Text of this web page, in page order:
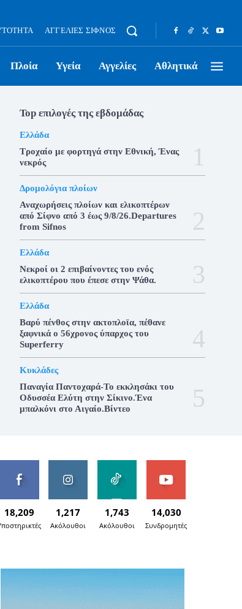
ΑΓΓΕΛΊΕΣ ΣΊΦΝΟΣ
Πλοία Υγεία Αγγελίες Αθλητικά
Top επιλογές της εβδομάδας
Ελλάδα
Τροχαίο με φορτηγά στην Εθνική, Ένας
νεκρός
Δρομολόγια πλοίων
Αναχωρήσεις πλοίων και ελικοπτέρων
από Σίφνο από 3 έως 9/8/26.Departures
from Sifnos
Ελλάδα
Νεκροί οι 2 επιβαίνοντες του ενός
ελικοπτέρου που έπεσε στην Ψάθα.
Ελλάδα
Βαρύ πένθος στην ακτοπλοϊα, πέθανε
ξαφνικά ο 56χρονος ύπαρχος του
Superferry
Κυκλάδες
Παναγία Παντοχαρά-Το εκκλησάκι του
Οδυσσέα Ελύτη στην Σίκινο.Ένα
μπαλκόνι στο Αιγαίο.Βίντεο
18,209 1,217
Ακόλουθοι
1,743
Ακόλουθοι
14,030
Συνδρομητές